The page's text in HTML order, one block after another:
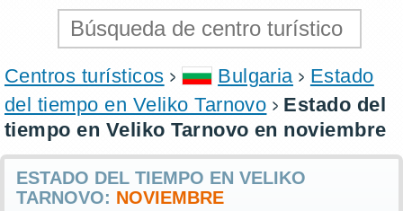
Centros turísticos Bulgaria
Estado
del tiempo en Veliko Tarnovo
Estado del
tiempo en Veliko Tarnovo en noviembre
ESTADO DEL TIEMPO EN VELIKO
TARNOVO: NOVIEMBRE